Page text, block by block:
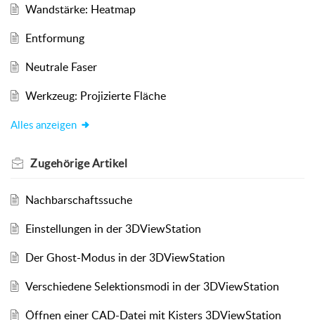
Wandstärke: Heatmap
Entformung
Neutrale Faser
Werkzeug: Projizierte Fläche
Alles anzeigen
ZugehörigeArtikel
Nachbarschaftssuche
Einstellungen in der 3DViewStation
Der Ghost-Modus in der 3DViewStation
Verschiedene Selektionsmodi in der 3DViewStation
Öffnen einer CAD-Datei mit Kisters 3DViewStation